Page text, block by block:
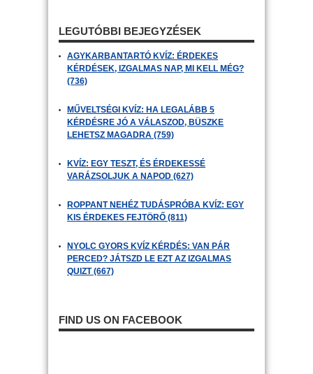
LEGUTÓBBI BEJEGYZÉSEK
AGYKARBANTARTÓ KVÍZ: ÉRDEKES
KÉRDÉSEK, IZGALMAS NAP, MI KELL MÉG?
(736)
MŰVELTSÉGI KVÍZ: HA LEGALÁBB 5
KÉRDÉSRE JÓ A VÁLASZOD, BÜSZKE
LEHETSZ MAGADRA (759)
KVÍZ: EGY TESZT, ÉS ÉRDEKESSÉ
VARÁZSOLJUK A NAPOD (627)
ROPPANT NEHÉZ TUDÁSPRÓBA KVÍZ: EGY
KIS ÉRDEKES FEJTÖRŐ (811)
NYOLC GYORS KVÍZ KÉRDÉS: VAN PÁR
PERCED? JÁTSZD LE EZT AZ IZGALMAS
QUIZT (667)
FIND US ON FACEBOOK